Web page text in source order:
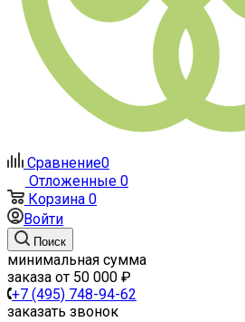
Сравнение0
Отложенные 0
Корзина 0
Войти
Поиск
минимальная сумма
заказа от 50 000 ₽
+7 (495) 748-94-62
заказать звонок